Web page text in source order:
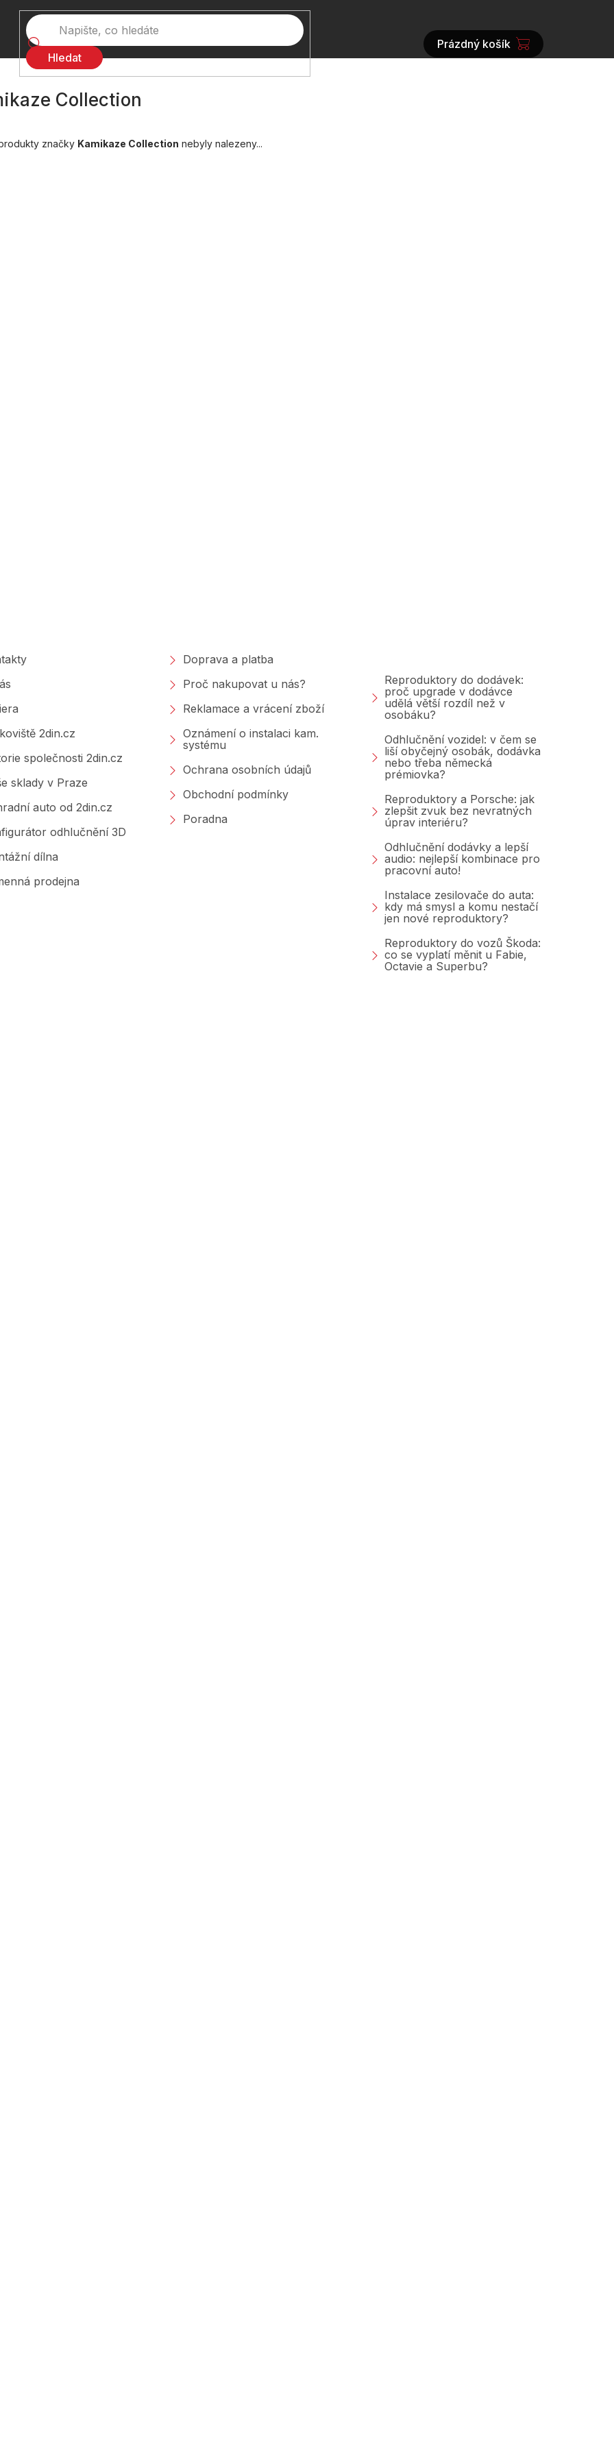
Hledat
NÁKUPNÍ
Prázdný košík
Collection
značky Kamikaze Collection nebyly nalezeny...
2din.cz
společnosti 2din.cz
sklady v Praze
auto od 2din.cz
odhlučnění 3D
dílna
prodejna
Doprava a platba
Proč nakupovat u nás?
Reklamace a vrácení zboží
Oznámení o instalaci kam.
systému
Ochrana osobních údajů
Obchodní podmínky
Poradna
Reproduktory do dodávek:
proč upgrade v dodávce
udělá větší rozdíl než v
osobáku?
Odhlučnění vozidel: v čem se
liší obyčejný osobák, dodávka
nebo třeba německá
prémiovka?
Reproduktory a Porsche: jak
zlepšit zvuk bez nevratných
úprav interiéru?
Odhlučnění dodávky a lepší
audio: nejlepší kombinace pro
pracovní auto!
Instalace zesilovače do auta:
kdy má smysl a komu nestačí
jen nové reproduktory?
Reproduktory do vozů Škoda:
co se vyplatí měnit u Fabie,
Octavie a Superbu?